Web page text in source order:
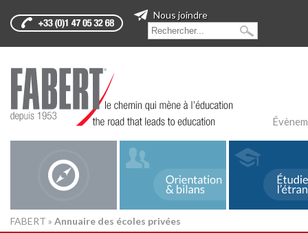
Nous joindre
FABERT » Annuaire des écoles privées